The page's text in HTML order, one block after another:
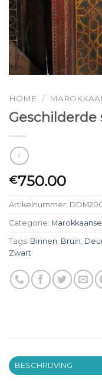
HOME /
€750.00
Artikelnummer:
Categorie:
Tags: Binnen, Bruin,
Zwart
BESCHRIJVING